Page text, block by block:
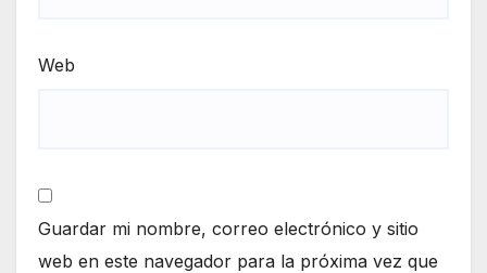
Web
Guardar mi nombre, correo electrónico y sitio
web en este navegador para la próxima vez que